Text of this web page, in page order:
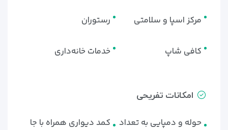
مرکز اسپا و سلامتی رستوران
کافی شاپ خدمات خانه‌داری
امکانات تفریحی
حوله و دمپایی به تعداد
کمد دیواری همراه با جا